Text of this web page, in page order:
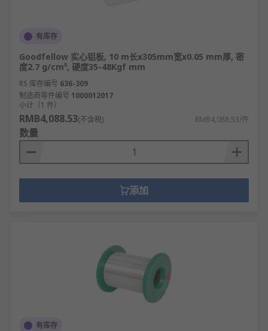
有库存
Goodfellow 实心铝板, 10 m长x305mm宽x0.05 mm厚, 密
度2.7 g/cm³, 硬度35-48Kgf mm
RS 库存编号 636-309
制造商零件编号 1000012017
小计（1 件）
RMB4,088.53(不含税) RMB4,088.53/件
数量
添加
有库存